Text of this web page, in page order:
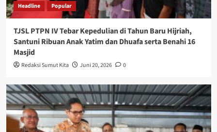
Headline Popular
TJSL PTPN IV Tebar Kepedulian di Tahun Baru Hijriah,
Santuni Ribuan Anak Yatim dan Dhuafa serta Benahi 16
Masjid
Redaksi Sumut Kita Juni 20, 2026 0